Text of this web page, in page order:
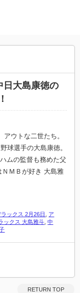
日大島康徳の
ウトな二世たち。
球選手の大島康徳。
ムの監督も務めた父
ＭＢが好き 大島雅
ックス 2月26日
ア
ックス 大島雅斗 ,中
RETURN TOP